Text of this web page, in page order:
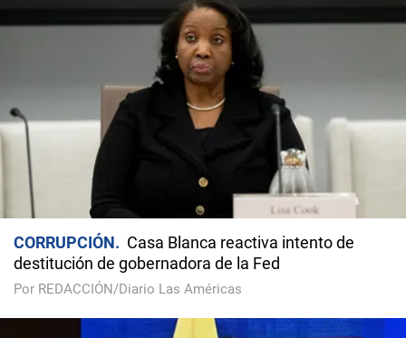
CORRUPCIÓN
Casa Blanca reactiva intento de
destitución de gobernadora de la Fed
Por REDACCIÓN/Diario Las Américas